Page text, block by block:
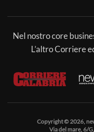
Nel nostro core
L’altro Corriere
Copyright © 2026,
Via del mare, 6/